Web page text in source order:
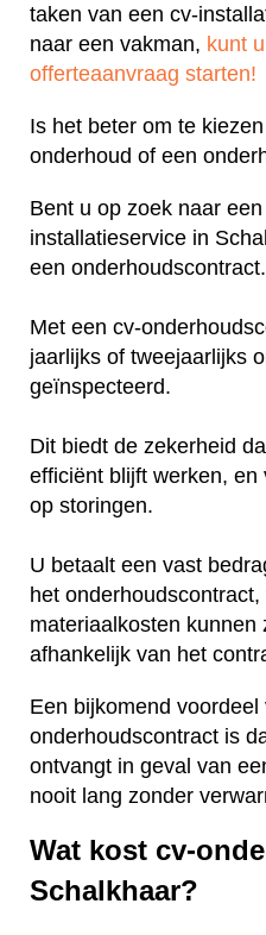
taken van een cv-
naar een vakman, kunt
offerteaanvraag starten!
Is het beter om te
onderhoud of een
Bent u op zoek naar
installatieservice in
een onderhoudscontract.
Met een cv-
jaarlijks of tweejaarlijks
geïnspecteerd.
Dit biedt de zekerheid
efficiënt blijft werken,
op storingen.
U betaalt een vast
het
materiaalkosten kunnen
afhankelijk van het
Een bijkomend voordeel
onderhoudscontract is
ontvangt in geval van
nooit lang zonder
Wat kost cv-
Schalkhaar?